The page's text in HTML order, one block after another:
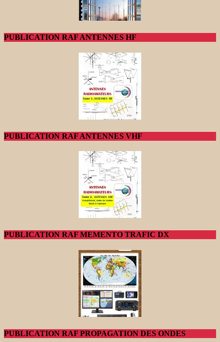
PUBLICATION RAF ANTENNES HF
PUBLICATION RAF ANTENNES VHF
PUBLICATION RAF MEMENTO TRAFIC DX
PUBLICATION RAF PROPAGATION DES ONDES